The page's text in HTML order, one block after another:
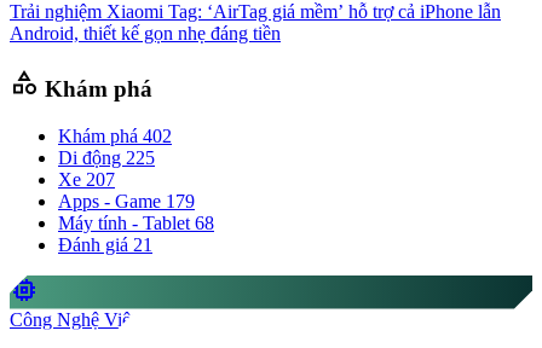
Trải nghiệm Xiaomi Tag: ‘AirTag giá mềm’ hỗ trợ cả iPhone lẫn
Android, thiết kế gọn nhẹ đáng tiền
category Khám phá
Khám phá 402
Di động 225
Xe 207
Apps - Game 179
Máy tính - Tablet 68
Đánh giá 21
memory
Công Nghệ Việt